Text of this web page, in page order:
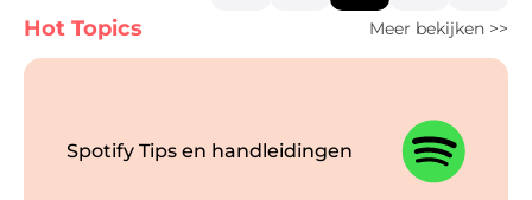
Hot Topics Meer bekijken >>
Spotify Tips en handleidingen